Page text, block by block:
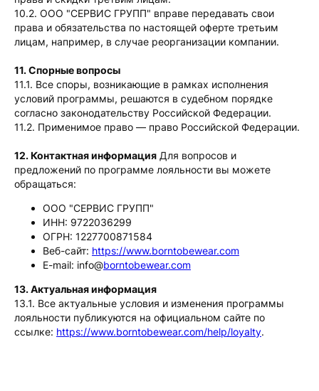
10.2. ООО "СЕРВИС ГРУПП" вправе передавать свои
права и обязательства по настоящей оферте третьим
лицам, например, в случае реорганизации компании.
11. Спорные вопросы
11.1. Все споры, возникающие в рамках исполнения
условий программы, решаются в судебном порядке
согласно законодательству Российской Федерации.
11.2. Применимое право — право Российской Федерации.
12. Контактная информация Для вопросов и
предложений по программе лояльности вы можете
обращаться:
ООО "СЕРВИС ГРУПП"
ИНН: 9722036299
ОГРН: 1227700871584
Веб-сайт: https://www.borntobewear.com
E-mail: info@borntobewear.com
13. Актуальная информация
13.1. Все актуальные условия и изменения программы
лояльности публикуются на официальном сайте по
ссылке: https://www.borntobewear.com/help/loyalty.